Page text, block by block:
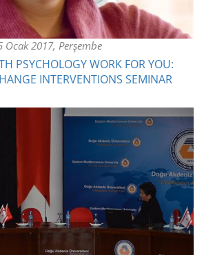
Ocak 2017, Perşembe
PSYCHOLOGY WORK FOR YOU:
INTERVENTIONS SEMINAR